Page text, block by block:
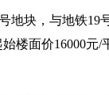
地块，与地铁19
楼面价16000元/